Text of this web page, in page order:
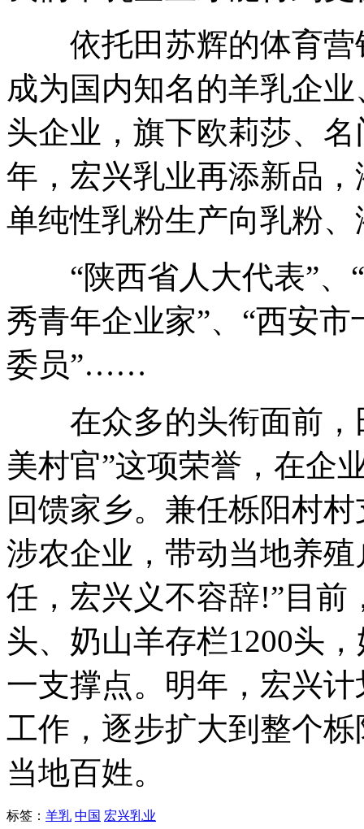
依托田苏辉的体育营
成为国内知名的羊乳企
头企业，旗下欧莉莎、
年，宏兴乳业再添新品
单纯性乳粉生产向乳粉
“陕西省人大代表”、“
秀青年企业家”、“西安
委员”……
在众多的头衔面前，
美村官”这项荣誉，在企
回馈家乡。兼任栎阳村
涉农企业，带动当地养
任，宏兴义不容辞!”目前
头、奶山羊存栏1200头
一支撑点。明年，宏兴
工作，逐步扩大到整个
当地百姓。
标签： 羊乳 中国 宏兴乳业